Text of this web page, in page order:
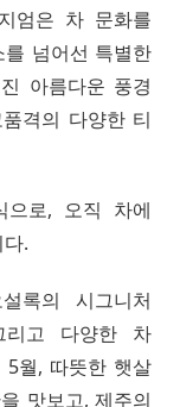
엄은 차 문화를
넘어선 특별한
아름다운 풍경
격의 다양한 티
으로, 오직 차에
.
록의 시그니처
고 다양한 차
5월, 따뜻한 햇살
맛보고, 제주의